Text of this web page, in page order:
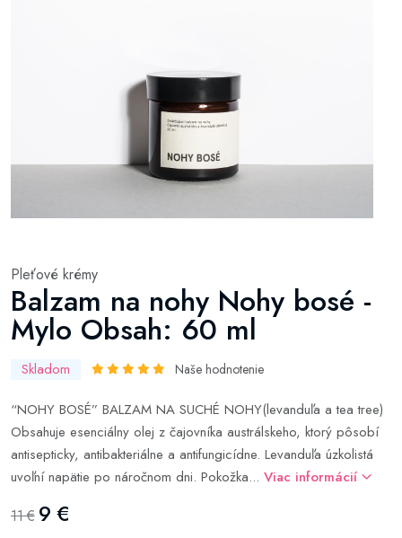
Pleťové krémy
Balzam na nohy Nohy bosé -
Mylo Obsah: 60 ml
Skladom Naše hodnotenie
“NOHY BOSÉ” BALZAM NA SUCHÉ NOHY(levanduľa a tea tree)
Obsahuje esenciálny olej z čajovníka austrálskeho, ktorý pôsobí
antisepticky, antibakteriálne a antifungicídne. Levanduľa úzkolistá
uvoľní napätie po náročnom dni. Pokožka... Viac informácií
11 € 9 €